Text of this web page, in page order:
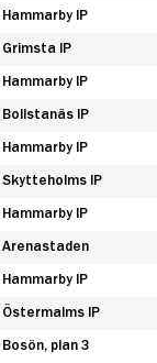
Hammarby IP
Grimsta IP
Hammarby IP
Bollstanäs IP
Hammarby IP
Skytteholms IP
Hammarby IP
Arenastaden
Hammarby IP
Östermalms IP
Bosön, plan 3